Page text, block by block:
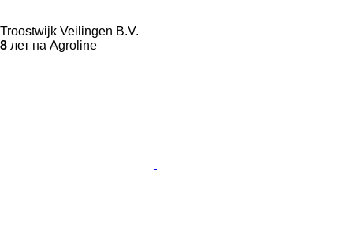
Troostwijk Veilingen B.V.
8 лет на Agroline